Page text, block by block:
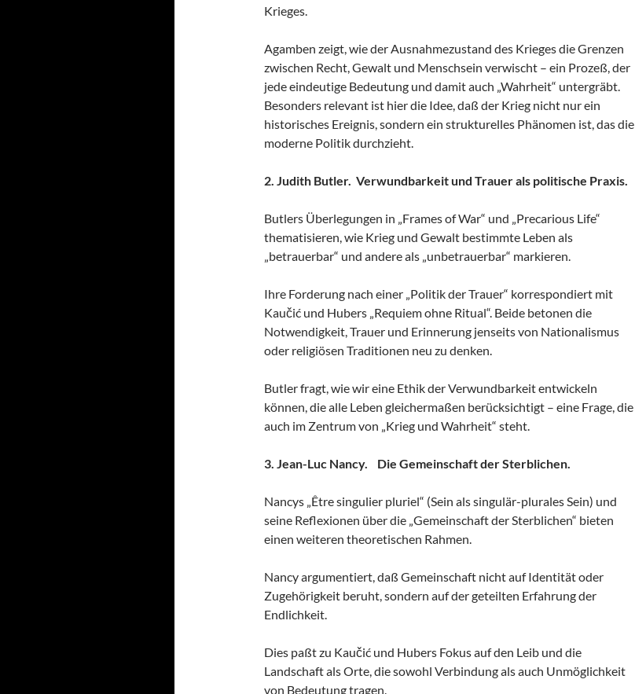
Krieges.
Agamben zeigt, wie der Ausnahmezustand des Krieges die Grenzen
zwischen Recht, Gewalt und Menschsein verwischt – ein Prozeß, der
jede eindeutige Bedeutung und damit auch „Wahrheit“ untergräbt.
Besonders relevant ist hier die Idee, daß der Krieg nicht nur ein
historisches Ereignis, sondern ein strukturelles Phänomen ist, das die
moderne Politik durchzieht.
2. Judith Butler. Verwundbarkeit und Trauer als politische Praxis.
Butlers Überlegungen in „Frames of War“ und „Precarious Life“
thematisieren, wie Krieg und Gewalt bestimmte Leben als
„betrauerbar“ und andere als „unbetrauerbar“ markieren.
Ihre Forderung nach einer „Politik der Trauer“ korrespondiert mit
Kaučić und Hubers „Requiem ohne Ritual“. Beide betonen die
Notwendigkeit, Trauer und Erinnerung jenseits von Nationalismus
oder religiösen Traditionen neu zu denken.
Butler fragt, wie wir eine Ethik der Verwundbarkeit entwickeln
können, die alle Leben gleichermaßen berücksichtigt – eine Frage, die
auch im Zentrum von „Krieg und Wahrheit“ steht.
3. Jean-Luc Nancy. Die Gemeinschaft der Sterblichen.
Nancys „Être singulier pluriel“ (Sein als singulär-plurales Sein) und
seine Reflexionen über die „Gemeinschaft der Sterblichen“ bieten
einen weiteren theoretischen Rahmen.
Nancy argumentiert, daß Gemeinschaft nicht auf Identität oder
Zugehörigkeit beruht, sondern auf der geteilten Erfahrung der
Endlichkeit.
Dies paßt zu Kaučić und Hubers Fokus auf den Leib und die
Landschaft als Orte, die sowohl Verbindung als auch Unmöglichkeit
von Bedeutung tragen.